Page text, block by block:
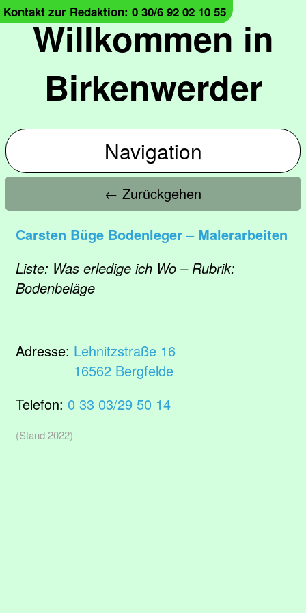
Willkommen in
Birkenwerder
Kontakt zur Redaktion: 0 30/6 92 02 10 55
Navigation
← Zurückgehen
Carsten Büge Bodenleger – Malerarbeiten
Liste: Was erledige ich Wo – Rubrik:
Bodenbeläge
Adresse: Lehnitzstraße 16
16562 Bergfelde
Telefon: 0 33 03/29 50 14
(Stand 2022)